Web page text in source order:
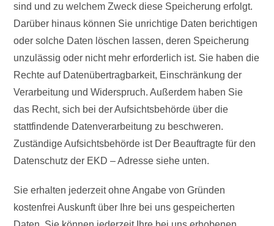
sind und zu welchem Zweck diese Speicherung erfolgt.
Darüber hinaus können Sie unrichtige Daten berichtigen
oder solche Daten löschen lassen, deren Speicherung
unzulässig oder nicht mehr erforderlich ist. Sie haben die
Rechte auf Datenübertragbarkeit, Einschränkung der
Verarbeitung und Widerspruch. Außerdem haben Sie
das Recht, sich bei der Aufsichtsbehörde über die
stattfindende Datenverarbeitung zu beschweren.
Zuständige Aufsichtsbehörde ist Der Beauftragte für den
Datenschutz der EKD – Adresse siehe unten.
Sie erhalten jederzeit ohne Angabe von Gründen
kostenfrei Auskunft über Ihre bei uns gespeicherten